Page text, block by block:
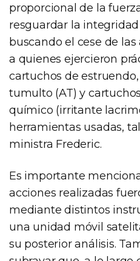
proporcional de la
resguardar la
buscando el cese de
a quienes ejercieron
cartuchos de
tumulto (AT) y
químico (irritante
herramientas usadas,
ministra Frederic.
Es importante
acciones realizadas
mediante distintos
una unidad móvil
su posterior análisis.